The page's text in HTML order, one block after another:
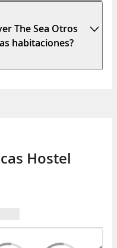
The Sea Otros
habitaciones?
Hostel